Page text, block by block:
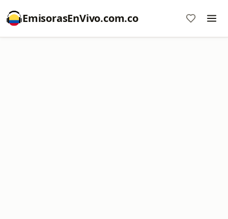
EmisorasEnVivo.com.co